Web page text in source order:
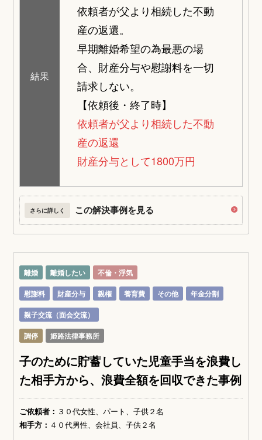
結果
依頼者が父より相続した不動
産の返還。
早期離婚希望の為最悪の場
合、財産分与や慰謝料を一切
請求しない。
【依頼後・終了時】
依頼者が父より相続した不動
産の返還
財産分与として1800万円
さらに詳しく この解決事例を見る
離婚 離婚したい
不倫・浮気
慰謝料
財産分与 親権 養育費 その他
年金分割
親子交流（面会交流）
調停
姫路法律事務所
子のために貯蓄していた児童手当を浪費し
た相手方から、浪費全額を回収できた事例
ご依頼者： ３０代女性、パート、子供２名
相手方： ４０代男性、会社員、子供２名